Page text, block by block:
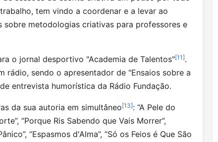
tem vindo a coordenar e a levar ao
sobre metodologias criativas para professores e
o jornal desportivo "Academia de Talentos"[11].
rádio, sendo o apresentador de "Ensaios sobre a
entrevista humorística da Rádio Fundação.
da sua autoria em simultâneo[13]: “A Pele do
“Porque Ris Sabendo que Vais Morrer”,
“Espasmos d'Alma”, “Só os Feios é Que São